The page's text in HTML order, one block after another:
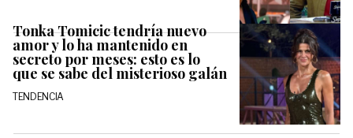
Tonka Tomicic tendría nuevo
amor y lo ha mantenido en
secreto por meses: esto es lo
que se sabe del misterioso galán
TENDENCIA